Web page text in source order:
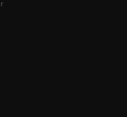
Media-Plattformen werden
von externen Medien akzeptiert
keiner manuellen Einwilligung
anzeigen